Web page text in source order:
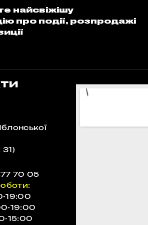
найсвіжішу
про події, розпродажі
70 05
19:00
19:00
15:00
,так як є гора
і самі хлопці контактні та